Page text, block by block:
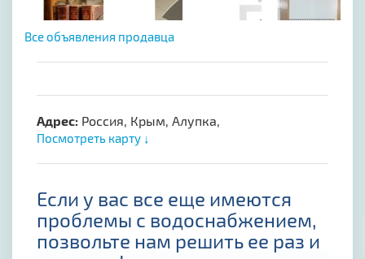
Все объявления продавца
Адрес: Россия, Крым, Алупка,
Посмотреть карту ↓
Если у вас все еще имеются
проблемы с водоснабжением,
позвольте нам решить ее раз и